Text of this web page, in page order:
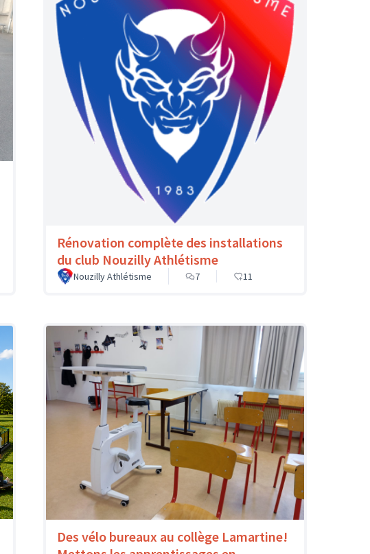
Rénovation complète des installations
du club Nouzilly Athlétisme
Nouzilly Athlétisme 7 11
Des vélo bureaux au collège Lamartine!